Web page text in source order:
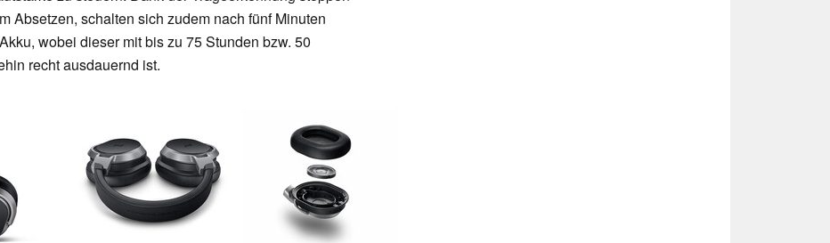
Absetzen, schalten sich zudem nach fünf Minuten
wobei dieser mit bis zu 75 Stunden bzw. 50
recht ausdauernd ist.